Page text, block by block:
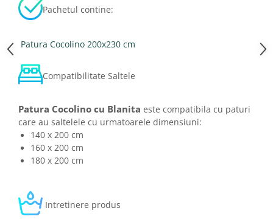
Pachetul contine:
Patura Cocolino 200x230 cm
Compatibilitate Saltele
Patura Cocolino cu Blanita este compatibila cu paturi
care au saltelele cu urmatoarele dimensiuni:
140 x 200 cm
160 x 200 cm
180 x 200 cm
Intretinere produs